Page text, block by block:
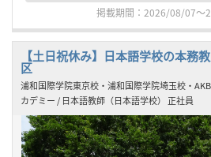
掲載期間：2026/08/07～
【土日祝休み】日本語学校の本務
区
浦和国際学院東京校・浦和国際学院埼玉校・
カデミー / 日本語教師（日本語学校） 正社員